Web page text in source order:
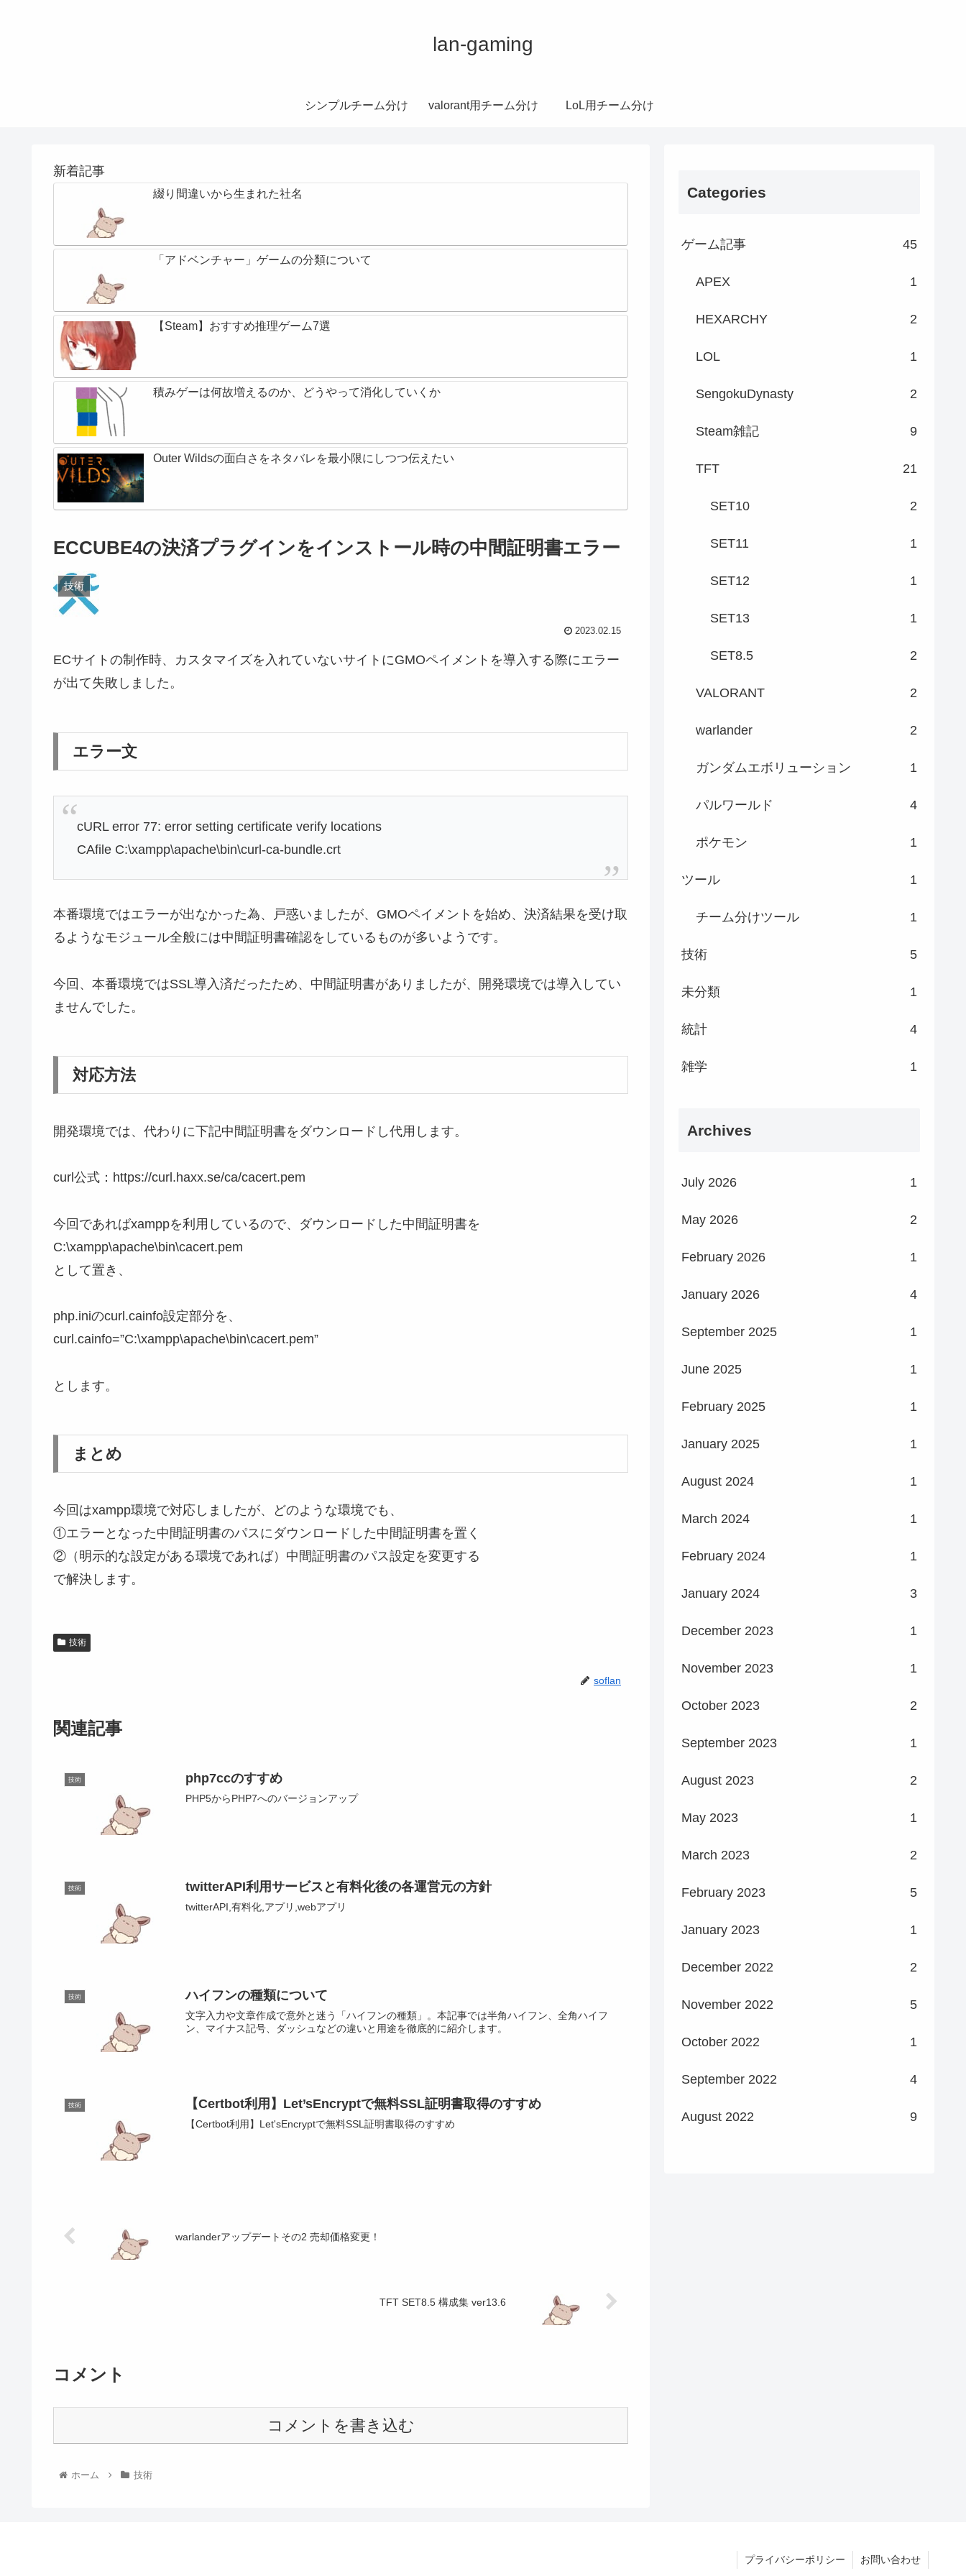
lan-gaming
シンプルチーム分け valorant用チーム分け LoL用チーム分け
新着記事
綴り間違いから生まれた社名
「アドベンチャー」ゲームの分類について
【Steam】おすすめ推理ゲーム7選
積みゲーは何故増えるのか、どうやって消化していくか
Outer Wildsの面白さをネタバレを最小限にしつつ伝えたい
ECCUBE4の決済プラグインをインストール時の中間証明書エラー
技術
2023.02.15
ECサイトの制作時、カスタマイズを入れていないサイトにGMOペイメントを導入する際にエラー
が出て失敗しました。
エラー文
cURL error 77: error setting certificate verify locations
CAfile C:\xampp\apache\bin\curl-ca-bundle.crt
本番環境ではエラーが出なかった為、戸惑いましたが、GMOペイメントを始め、決済結果を受け取
るようなモジュール全般には中間証明書確認をしているものが多いようです。
今回、本番環境ではSSL導入済だったため、中間証明書がありましたが、開発環境では導入してい
ませんでした。
対応方法
開発環境では、代わりに下記中間証明書をダウンロードし代用します。
curl公式：https://curl.haxx.se/ca/cacert.pem
今回であればxamppを利用しているので、ダウンロードした中間証明書を
C:\xampp\apache\bin\cacert.pem
として置き、
php.iniのcurl.cainfo設定部分を、
curl.cainfo=”C:\xampp\apache\bin\cacert.pem”
とします。
まとめ
今回はxampp環境で対応しましたが、どのような環境でも、
①エラーとなった中間証明書のパスにダウンロードした中間証明書を置く
②（明示的な設定がある環境であれば）中間証明書のパス設定を変更する
で解決します。
技術
soflan
関連記事
技術 php7ccのすすめ
PHP5からPHP7へのバージョンアップ
技術 twitterAPI利用サービスと有料化後の各運営元の方針
twitterAPI,有料化,アプリ,webアプリ
技術 ハイフンの種類について
文字入力や文章作成で意外と迷う「ハイフンの種類」。本記事では半角ハイフン、全角ハイフ
ン、マイナス記号、ダッシュなどの違いと用途を徹底的に紹介します。
技術 【Certbot利用】Let’sEncryptで無料SSL証明書取得のすすめ
【Certbot利用】Let'sEncryptで無料SSL証明書取得のすすめ
warlanderアップデートその2 売却価格変更！
TFT SET8.5 構成集 ver13.6
コメント
コメントを書き込む
ホーム 技術
Categories
ゲーム記事 45
APEX 1
HEXARCHY 2
LOL 1
SengokuDynasty 2
Steam雑記 9
TFT 21
SET10 2
SET11 1
SET12 1
SET13 1
SET8.5 2
VALORANT 2
warlander 2
ガンダムエボリューション 1
パルワールド 4
ポケモン 1
ツール 1
チーム分けツール 1
技術 5
未分類 1
統計 4
雑学 1
Archives
July 2026 1
May 2026 2
February 2026 1
January 2026 4
September 2025 1
June 2025 1
February 2025 1
January 2025 1
August 2024 1
March 2024 1
February 2024 1
January 2024 3
December 2023 1
November 2023 1
October 2023 2
September 2023 1
August 2023 2
May 2023 1
March 2023 2
February 2023 5
January 2023 1
December 2022 2
November 2022 5
October 2022 1
September 2022 4
August 2022 9
プライバシーポリシー お問い合わせ